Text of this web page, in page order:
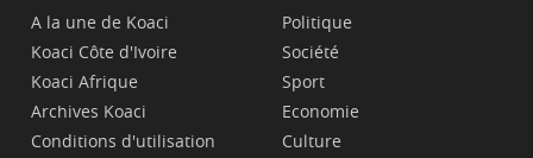
A la une de Koaci
Koaci Côte d'Ivoire
Koaci Afrique
Archives Koaci
Conditions d'utilisation
Politique
Société
Sport
Economie
Culture